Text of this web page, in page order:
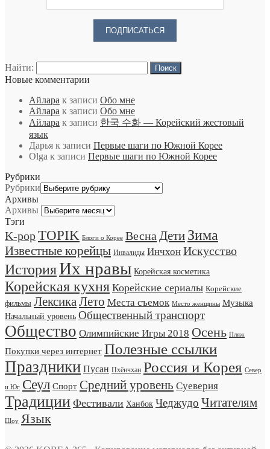
Найти:
Новые комментарии
Айлара к записи Обо мне
Айлара к записи Обо мне
Айлара к записи 한국 수화 — Корейский жестовый
язык
Дарья к записи Первые шаги по Южной Корее
Olga к записи Первые шаги по Южной Корее
Рубрики
Рубрики
Архивы
Архивы
Тэги
K-popTOPIK Блоги о Корее Весна Дети Зима
Известные корейцы Инвалиды Инчхон Искусство
ИсторияИх нравы Корейская косметика
Корейская кухня Корейские сериалы Корейские
фильмы Лексика Лето Места съемок Место женщины Музыка
Начальный уровень Общественный транспорт
Общество Олимпийские Игры 2018 Осень Пляж
Покупки через интернет Полезные ссылки
Праздники Пусан Пхёнчхан Россия и Корея Север
и Юг Сеул Спорт Средний уровень Суеверия
Традиции Фестивали Ханбок Чеджудо Читателям
Шоу Язык